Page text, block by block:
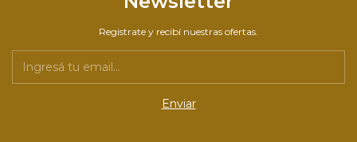
Registrate y recibí nuestras ofertas.